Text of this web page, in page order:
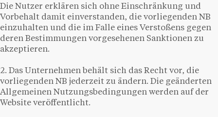
Die Nutzer erklären sich ohne Einschränkung und
Vorbehalt damit einverstanden, die vorliegenden NB
einzuhalten und die im Falle eines Verstoßens gegen
deren Bestimmungen vorgesehenen Sanktionen zu
akzeptieren.
2. Das Unternehmen behält sich das Recht vor, die
vorliegenden NB jederzeit zu ändern. Die geänderten
Allgemeinen Nutzungsbedingungen werden auf der
Website veröffentlicht.